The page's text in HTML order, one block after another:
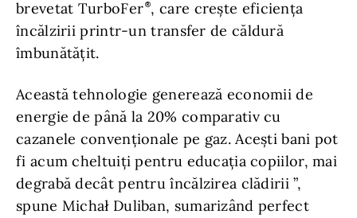
brevetat TurboFer , care crește eficiența
încălzirii printr-un transfer de căldură
îmbunătățit.
Această tehnologie generează economii de
energie de până la 20% comparativ cu
cazanele convenționale pe gaz. Acești bani pot
fi acum cheltuiți pentru educația copiilor, mai
degrabă decât pentru încălzirea clădirii ”,
spune Michał Duliban, sumarizând perfect